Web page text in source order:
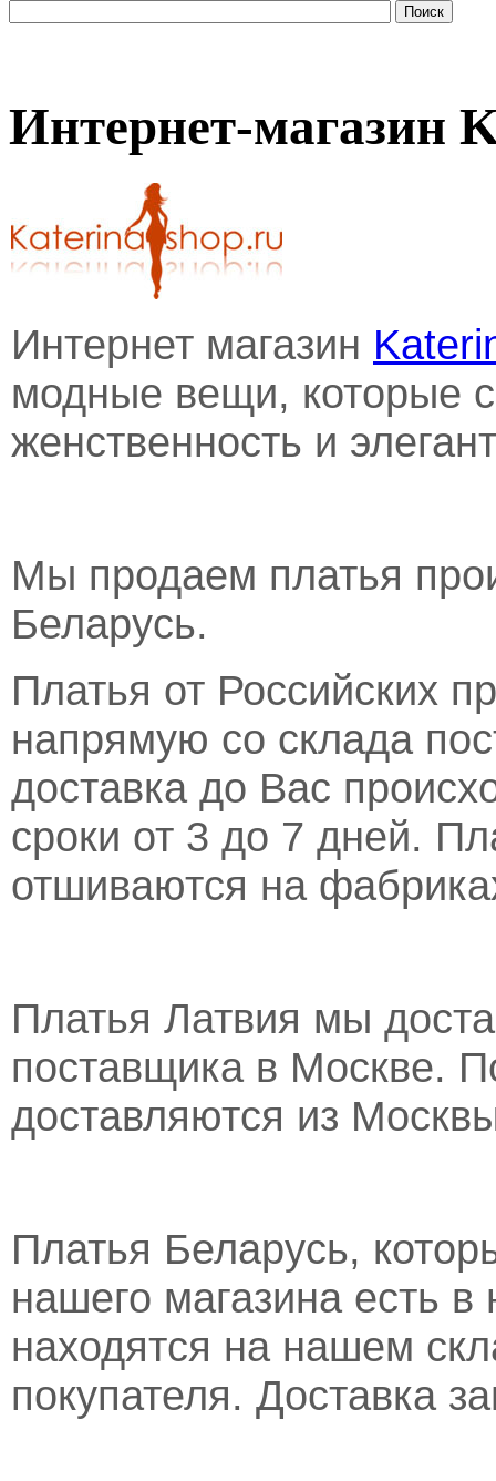
Поиск
Интернет-магазин
Интернет магазин
модные вещи, которые
женственность и
Мы продаем платья
Беларусь.
Платья от Российских
напрямую со склада
доставка до Вас
сроки от 3 до 7 дней.
отшиваются на
Платья Латвия мы
поставщика в Москве.
доставляются из
Платья Беларусь,
нашего магазина есть
находятся на нашем
покупателя. Доставка